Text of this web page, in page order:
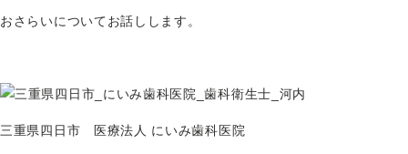
おさらいについてお話しします。
三重県四日市 医療法人 にいみ歯科医院